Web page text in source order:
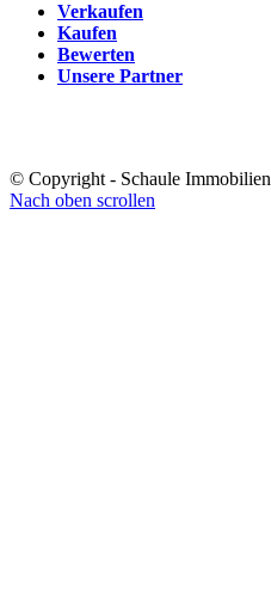
Verkaufen
Kaufen
Bewerten
Unsere Partner
© Copyright - Schaule Immobilien
Nach oben scrollen